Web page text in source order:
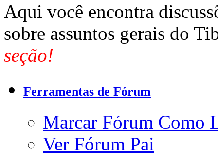
Aqui você encontra
sobre assuntos gerais do
seção!
Ferramentas de Fórum
Marcar Fórum Como
Ver Fórum Pai